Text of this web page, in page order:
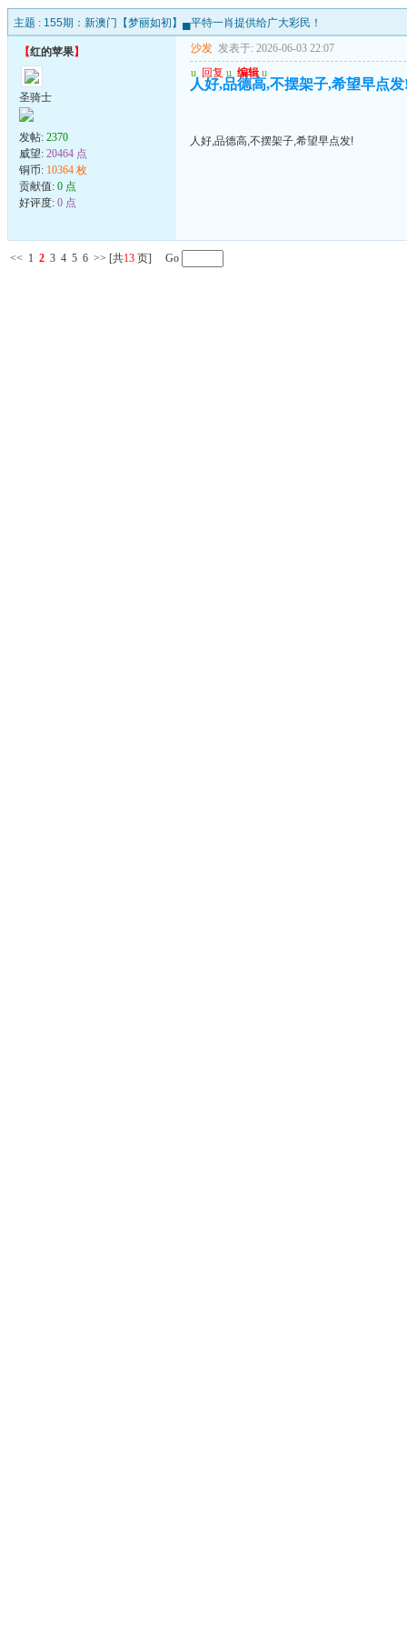
主题 : 155期：新澳门【梦丽如初】▄平特一肖提供给广大彩民！
【红的苹果】
圣骑士
发帖: 2370
威望: 20464 点
铜币: 10364 枚
贡献值: 0 点
好评度: 0 点
沙发 发表于: 2026-06-03 22:07
u 回复 u 编辑 u
人好,品德高,不摆架子,希望早点
人好,品德高,不摆架子,希望早点发!
<< 1 2 3 4 5 6 >> [共13 页] Go